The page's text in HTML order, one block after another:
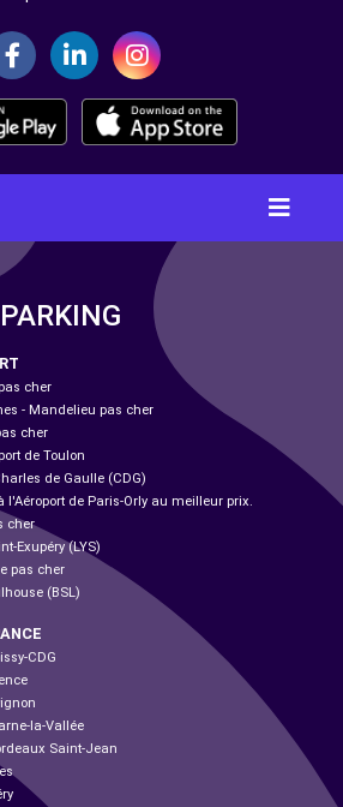
cher
- Mandelieu pas cher
cher
de Toulon
de Gaulle (CDG)
l'Aéroport de Paris-Orly au meilleur prix.
cher
Exupéry (LYS)
pas cher
(BSL)
CDG
la-Vallée
Saint-Jean